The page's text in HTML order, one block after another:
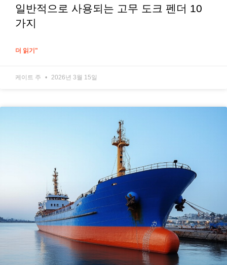
일반적으로 사용되는 고무 도크 펜더 10
가지
더 읽기"
케이트 주 2026년 3월 15일